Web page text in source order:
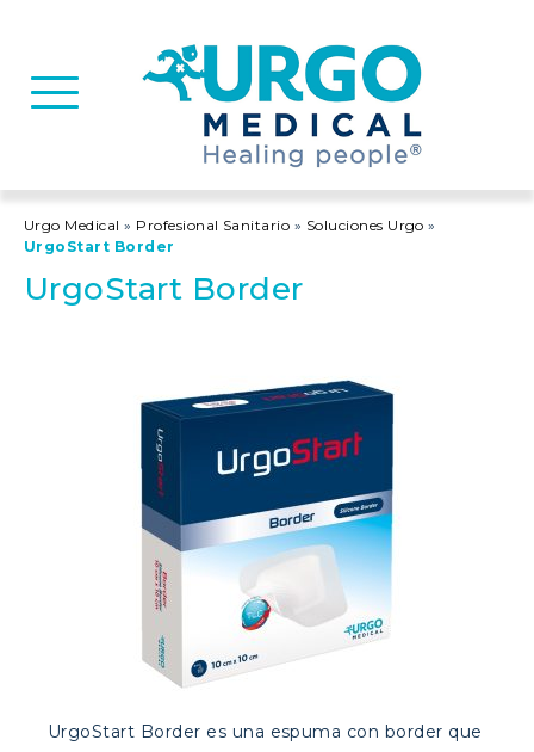
Basculer la navigation
Urgo Medical » Profesional Sanitario » Soluciones Urgo »
UrgoStart Border
UrgoStart Border
UrgoStart Border es una espuma con border que